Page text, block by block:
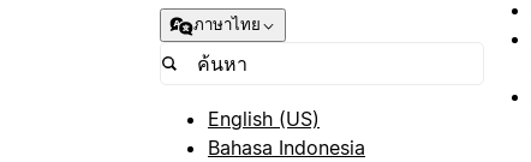
ภาษาไทย
English (US)
Bahasa Indonesia